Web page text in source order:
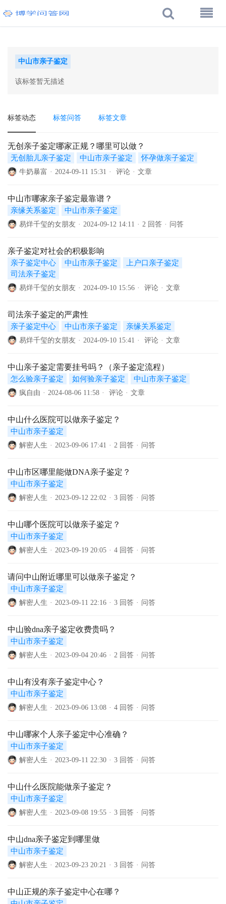
中山市亲子鉴定
该标签暂无描述
标签动态 标签问答 标签文章
无创亲子鉴定哪家正规？哪里可以做？
无创胎儿亲子鉴定 中山市亲子鉴定 怀孕做亲子鉴定
牛奶暴富 · 2024-09-11 15:31 · 评论 · 文章
中山市哪家亲子鉴定最靠谱？
亲缘关系鉴定 中山市亲子鉴定
易烊千玺的女朋友 · 2024-09-12 14:11 · 2 回答 · 问答
亲子鉴定对社会的积极影响
亲子鉴定中心 中山市亲子鉴定
上户口亲子鉴定
司法亲子鉴定
易烊千玺的女朋友 · 2024-09-10 15:56 · 评论 · 文章
司法亲子鉴定的严肃性
亲子鉴定中心 中山市亲子鉴定 亲缘关系鉴定
易烊千玺的女朋友 · 2024-09-10 15:41 · 评论 · 文章
中山亲子鉴定需要挂号吗？（亲子鉴定流程）
怎么验亲子鉴定 如何验亲子鉴定 中山市亲子鉴定
疯自由 · 2024-08-06 11:58 · 评论 · 文章
中山什么医院可以做亲子鉴定？
中山市亲子鉴定
解密人生 · 2023-09-06 17:41 · 2 回答 · 问答
中山市区哪里能做DNA亲子鉴定？
中山市亲子鉴定
解密人生 · 2023-09-12 22:02 · 3 回答 · 问答
中山哪个医院可以做亲子鉴定？
中山市亲子鉴定
解密人生 · 2023-09-19 20:05 · 4 回答 · 问答
请问中山附近哪里可以做亲子鉴定？
中山市亲子鉴定
解密人生 · 2023-09-11 22:16 · 3 回答 · 问答
中山验dna亲子鉴定收费贵吗？
中山市亲子鉴定
解密人生 · 2023-09-04 20:46 · 2 回答 · 问答
中山有没有亲子鉴定中心？
中山市亲子鉴定
解密人生 · 2023-09-06 13:08 · 4 回答 · 问答
中山哪家个人亲子鉴定中心准确？
中山市亲子鉴定
解密人生 · 2023-09-11 22:30 · 3 回答 · 问答
中山什么医院能做亲子鉴定？
中山市亲子鉴定
解密人生 · 2023-09-08 19:55 · 3 回答 · 问答
中山dna亲子鉴定到哪里做
中山市亲子鉴定
解密人生 · 2023-09-23 20:21 · 3 回答 · 问答
中山正规的亲子鉴定中心在哪？